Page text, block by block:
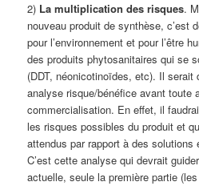
2) La multiplication des risques.
nouveau produit de synthèse, c’est
pour l’environnement et pour l’être
des produits phytosanitaires qui se
(DDT, néonicotinoïdes, etc). Il
analyse risque/bénéfice avant toute
commercialisation. En effet, il
les risques possibles du produit et
attendus par rapport à des solutions
C’est cette analyse qui devrait
actuelle, seule la première partie